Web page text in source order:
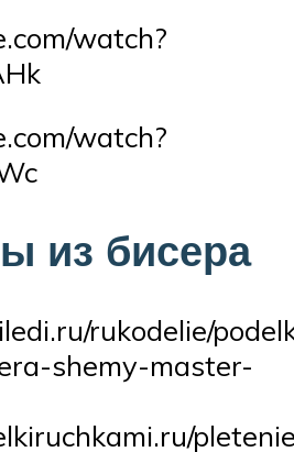
watch?
watch?
из бисера
rukodelie/
shemy-master-